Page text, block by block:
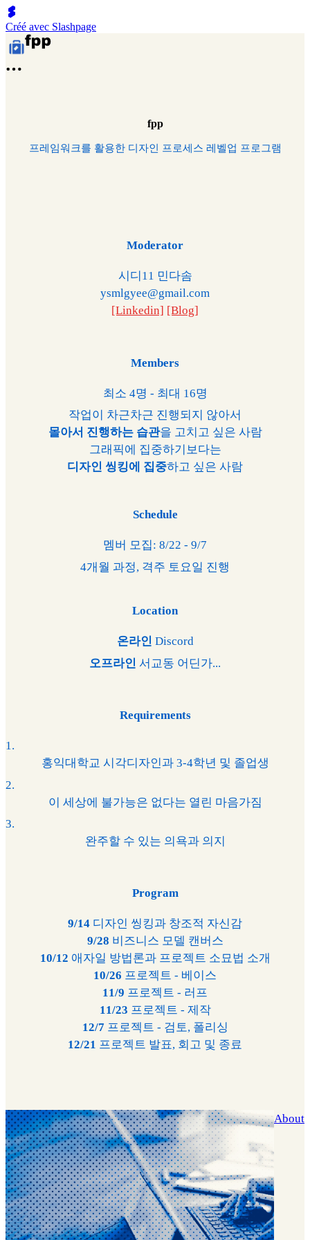
Créé avec Slashpage
fpp
프레임워크를 활용한 디자인 프로세스 레벨업 프로그램
Moderator
시디11 민다솜
ysmlgyee@gmail.com
[Linkedin] [Blog]
Members
최소 4명 - 최대 16명
작업이 차근차근 진행되지 않아서
몰아서 진행하는 습관을 고치고 싶은 사람
그래픽에 집중하기보다는
디자인 씽킹에 집중하고 싶은 사람
Schedule
멤버 모집: 8/22 - 9/7
4개월 과정, 격주 토요일 진행
Location
온라인 Discord
오프라인 서교동 어딘가...
Requirements
1.
홍익대학교 시각디자인과 3-4학년 및 졸업생
2.
이 세상에 불가능은 없다는 열린 마음가짐
3.
완주할 수 있는 의욕과 의지
Program
9/14 디자인 씽킹과 창조적 자신감
9/28 비즈니스 모델 캔버스
10/12 애자일 방법론과 프로젝트 소묘법 소개
10/26 프로젝트 - 베이스
11/9 프로젝트 - 러프
11/23 프로젝트 - 제작
12/7 프로젝트 - 검토, 폴리싱
12/21 프로젝트 발표, 회고 및 종료
About